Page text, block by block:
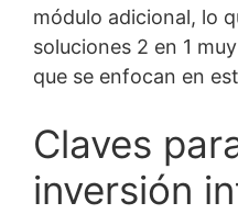
módulo adicional, lo
soluciones 2 en 1
que se enfocan en
Claves
inversión